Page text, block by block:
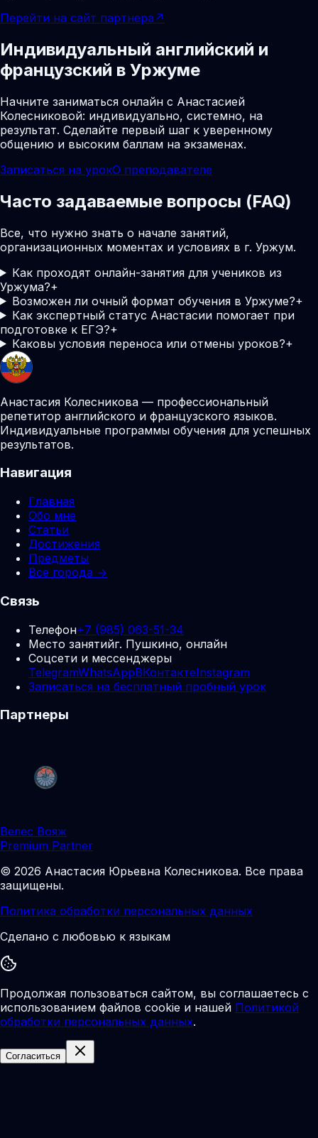
Перейти на сайт партнера ↗
Индивидуальный английский и
французский в Уржуме
Начните заниматься онлайн с Анастасией
Колесниковой: индивидуально, системно, на
результат. Сделайте первый шаг к уверенному
общению и высоким баллам на экзаменах.
Записаться на урокО преподавателе
Часто задаваемые вопросы (FAQ)
Все, что нужно знать о начале занятий,
организационных моментах и условиях в г. Уржум.
Как проходят онлайн-занятия для учеников из
Уржума?+
Возможен ли очный формат обучения в Уржуме?+
Как экспертный статус Анастасии помогает при
подготовке к ЕГЭ?+
Каковы условия переноса или отмены уроков?+
Анастасия Колесникова — профессиональный
репетитор английского и французского языков.
Индивидуальные программы обучения для успешных
результатов.
Навигация
Главная
Обо мне
Статьи
Достижения
Предметы
Все города →
Связь
Телефон+7 (985) 063-51-34
Место занятийг. Пушкино, онлайн
Соцсети и мессенджеры
TelegramWhatsAppВКонтактеInstagram
Записаться на бесплатный пробный урок
Партнеры
Велес Вояж
Premium Partner
© 2026 Анастасия Юрьевна Колесникова. Все права
защищены.
Политика обработки персональных данных
Сделано с любовью к языкам
Продолжая пользоваться сайтом, вы соглашаетесь с
использованием файлов cookie и нашей Политикой
обработки персональных данных.
Согласиться